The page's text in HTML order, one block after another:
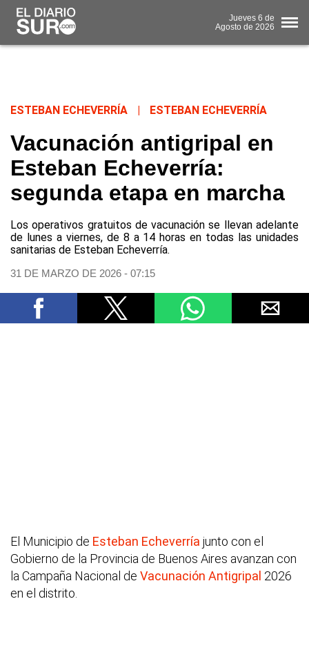
Jueves 6 de
Agosto de 2026
ESTEBAN ECHEVERRÍA ESTEBAN ECHEVERRÍA
Vacunación antigripal en
Esteban Echeverría:
segunda etapa en marcha
Los operativos gratuitos de vacunación se llevan adelante
de lunes a viernes, de 8 a 14 horas en todas las unidades
sanitarias de Esteban Echeverría.
31 DE MARZO DE 2026 - 07:15
El Municipio de Esteban Echeverría junto con el
Gobierno de la Provincia de Buenos Aires avanzan con
la Campaña Nacional de Vacunación Antigripal 2026
en el distrito.